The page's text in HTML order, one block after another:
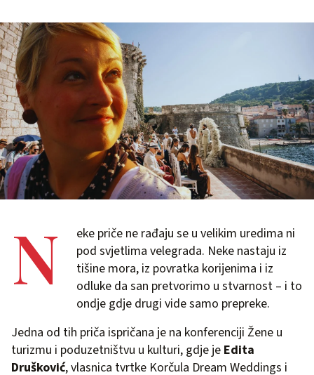
N
eke priče ne rađaju se u velikim uredima ni
pod svjetlima velegrada. Neke nastaju iz
tišine mora, iz povratka korijenima i iz
odluke da san pretvorimo u stvarnost – i to
ondje gdje drugi vide samo prepreke.
Jedna od tih priča ispričana je na konferenciji Žene u
turizmu i poduzetništvu u kulturi, gdje je Edita
Drušković, vlasnica tvrtke Korčula Dream Weddings i